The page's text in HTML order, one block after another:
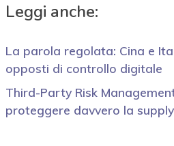
Leggi anche:
La parola regolata: Cina e
opposti di controllo digitale
Third-Party Risk
proteggere davvero la